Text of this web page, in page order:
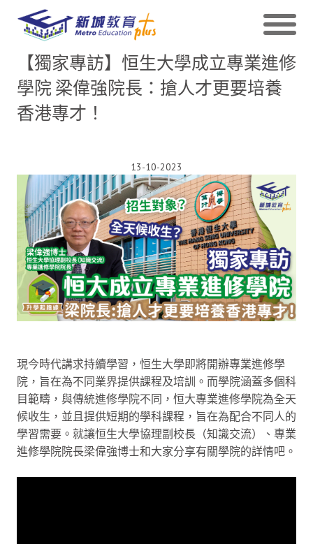
【獨家專訪】恒生大學成立專業進修
學院 梁偉強院長：搶人才更要培養
香港專才！
13-10-2023
現今時代講求持續學習，恒生大學即將開辦專業進修學
院，旨在為不同業界提供課程及培訓。而學院涵蓋多個科
目範疇，與傳統進修學院不同，恒大專業進修學院為全天
候收生，並且提供短期的學科課程，旨在為配合不同人的
學習需要。就讓恒生大學協理副校長（知識交流）、專業
進修學院院長梁偉強博士和大家分享有關學院的詳情吧。